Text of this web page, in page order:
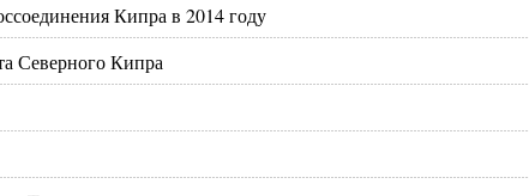
Кипра в 2014 году
Северного Кипра